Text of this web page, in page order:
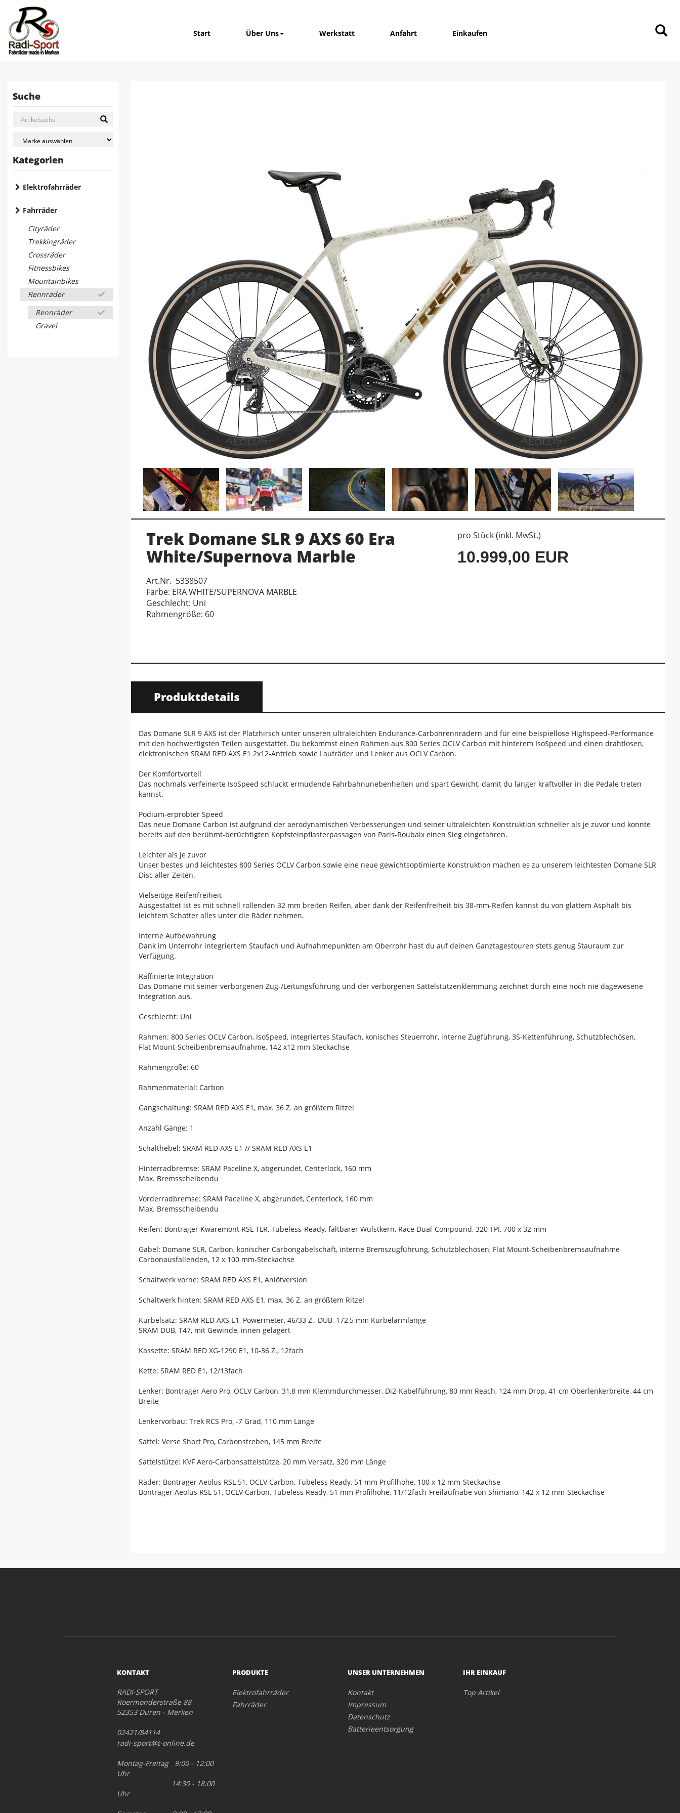
Start Über Uns Werkstatt Anfahrt Einkaufen
Suche
Kategorien
Elektrofahrräder
Fahrräder
Cityräder
Trekkingräder
Crossräder
Fitnessbikes
Mountainbikes
Rennräder
Rennräder
Gravel
Trek Domane SLR 9 AXS 60 Era
White/Supernova Marble
Art.Nr. 5338507
Farbe: ERA WHITE/SUPERNOVA MARBLE
Geschlecht: Uni
Rahmengröße: 60
pro Stück (inkl. MwSt.)
10.999,00 EUR
Produktdetails
Das Domane SLR 9 AXS ist der Platzhirsch unter unseren ultraleichten Endurance-Carbonrennrädern und für eine beispiellose Highspeed-Performance
mit den hochwertigsten Teilen ausgestattet. Du bekommst einen Rahmen aus 800 Series OCLV Carbon mit hinterem IsoSpeed und einen drahtlosen,
elektronischen SRAM RED AXS E1 2x12-Antrieb sowie Laufräder und Lenker aus OCLV Carbon.
Der Komfortvorteil
Das nochmals verfeinerte IsoSpeed schluckt ermüdende Fahrbahnunebenheiten und spart Gewicht, damit du länger kraftvoller in die Pedale treten
kannst.
Podium-erprobter Speed
Das neue Domane Carbon ist aufgrund der aerodynamischen Verbesserungen und seiner ultraleichten Konstruktion schneller als je zuvor und konnte
bereits auf den berühmt-berüchtigten Kopfsteinpflasterpassagen von Paris-Roubaix einen Sieg eingefahren.
Leichter als je zuvor
Unser bestes und leichtestes 800 Series OCLV Carbon sowie eine neue gewichtsoptimierte Konstruktion machen es zu unserem leichtesten Domane SLR
Disc aller Zeiten.
Vielseitige Reifenfreiheit
Ausgestattet ist es mit schnell rollenden 32 mm breiten Reifen, aber dank der Reifenfreiheit bis 38-mm-Reifen kannst du von glattem Asphalt bis
leichtem Schotter alles unter die Räder nehmen.
Interne Aufbewahrung
Dank im Unterrohr integriertem Staufach und Aufnahmepunkten am Oberrohr hast du auf deinen Ganztagestouren stets genug Stauraum zur
Verfügung.
Raffinierte Integration
Das Domane mit seiner verborgenen Zug-/Leitungsführung und der verborgenen Sattelstützenklemmung zeichnet durch eine noch nie dagewesene
Integration aus.
Geschlecht: Uni
Rahmen: 800 Series OCLV Carbon, IsoSpeed, integriertes Staufach, konisches Steuerrohr, interne Zugführung, 3S-Kettenführung, Schutzblechösen,
Flat Mount-Scheibenbremsaufnahme, 142 x12 mm Steckachse
Rahmengröße: 60
Rahmenmaterial: Carbon
Gangschaltung: SRAM RED AXS E1, max. 36 Z. an größtem Ritzel
Anzahl Gänge: 1
Schalthebel: SRAM RED AXS E1 // SRAM RED AXS E1
Hinterradbremse: SRAM Paceline X, abgerundet, Centerlock, 160 mm
Max. Bremsscheibendu
Vorderradbremse: SRAM Paceline X, abgerundet, Centerlock, 160 mm
Max. Bremsscheibendu
Reifen: Bontrager Kwaremont RSL TLR, Tubeless-Ready, faltbarer Wulstkern, Race Dual-Compound, 320 TPI, 700 x 32 mm
Gabel: Domane SLR, Carbon, konischer Carbongabelschaft, interne Bremszugführung, Schutzblechösen, Flat Mount-Scheibenbremsaufnahme
Carbonausfallenden, 12 x 100 mm-Steckachse
Schaltwerk vorne: SRAM RED AXS E1, Anlötversion
Schaltwerk hinten: SRAM RED AXS E1, max. 36 Z. an größtem Ritzel
Kurbelsatz: SRAM RED AXS E1, Powermeter, 46/33 Z., DUB, 172,5 mm Kurbelarmlänge
SRAM DUB, T47, mit Gewinde, innen gelagert
Kassette: SRAM RED XG-1290 E1, 10-36 Z., 12fach
Kette: SRAM RED E1, 12/13fach
Lenker: Bontrager Aero Pro, OCLV Carbon, 31,8 mm Klemmdurchmesser, Di2-Kabelführung, 80 mm Reach, 124 mm Drop, 41 cm Oberlenkerbreite, 44 cm
Breite
Lenkervorbau: Trek RCS Pro, -7 Grad, 110 mm Länge
Sattel: Verse Short Pro, Carbonstreben, 145 mm Breite
Sattelstütze: KVF Aero-Carbonsattelstütze, 20 mm Versatz, 320 mm Länge
Räder: Bontrager Aeolus RSL 51, OCLV Carbon, Tubeless Ready, 51 mm Profilhöhe, 100 x 12 mm-Steckachse
Bontrager Aeolus RSL 51, OCLV Carbon, Tubeless Ready, 51 mm Profilhöhe, 11/12fach-Freilaufnabe von Shimano, 142 x 12 mm-Steckachse
KONTAKT
RADI-SPORT
Roermonderstraße 88
52353 Düren - Merken
02421/84114
radi-sport@t-online.de
Montag-Freitag 9:00 - 12:00
Uhr
14:30 - 18:00
Uhr
PRODUKTE
Elektrofahrräder
Fahrräder
UNSER UNTERNEHMEN
Kontakt
Impressum
Datenschutz
Batterieentsorgung
IHR EINKAUF
Top Artikel